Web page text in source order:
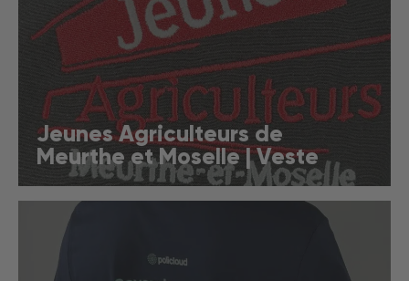
Jeunes Agriculteurs de
Meurthe et Moselle | Veste